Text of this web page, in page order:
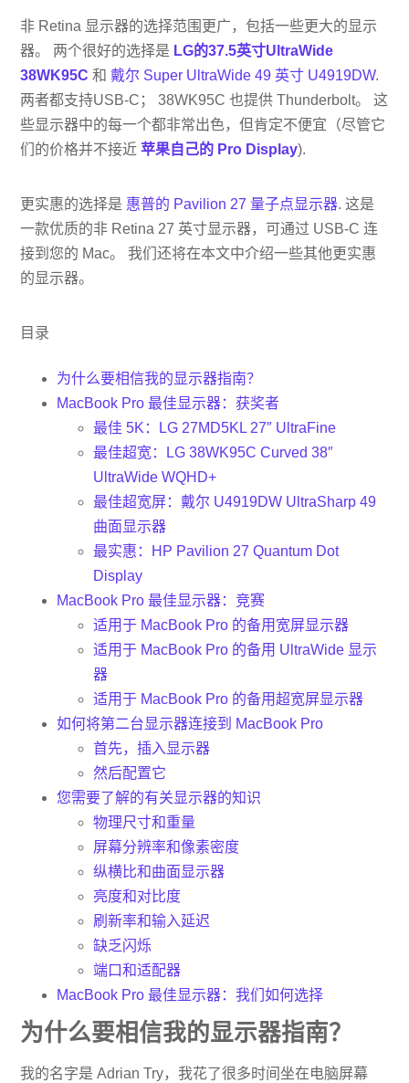
非 Retina 显示器的选择范围更广，包括一些更大的显示
器。 两个很好的选择是 LG的37.5英寸UltraWide
38WK95C 和戴尔 Super UltraWide 49 英寸 U4919DW.
两者都支持USB-C； 38WK95C 也提供 Thunderbolt。 这
些显示器中的每一个都非常出色，但肯定不便宜（尽管它
们的价格并不接近苹果自己的 Pro Display).
更实惠的选择是 惠普的 Pavilion 27 量子点显示器. 这是
一款优质的非 Retina 27 英寸显示器，可通过 USB-C 连
接到您的 Mac。 我们还将在本文中介绍一些其他更实惠
的显示器。
目录
为什么要相信我的显示器指南？
MacBook Pro 最佳显示器：获奖者
最佳 5K：LG 27MD5KL 27″ UltraFine
最佳超宽：LG 38WK95C Curved 38″
UltraWide WQHD+
最佳超宽屏：戴尔 U4919DW UltraSharp 49
曲面显示器
最实惠：HP Pavilion 27 Quantum Dot
Display
MacBook Pro 最佳显示器：竞赛
适用于 MacBook Pro 的备用宽屏显示器
适用于 MacBook Pro 的备用 UltraWide 显示
器
适用于 MacBook Pro 的备用超宽屏显示器
如何将第二台显示器连接到 MacBook Pro
首先，插入显示器
然后配置它
您需要了解的有关显示器的知识
物理尺寸和重量
屏幕分辨率和像素密度
纵横比和曲面显示器
亮度和对比度
刷新率和输入延迟
缺乏闪烁
端口和适配器
MacBook Pro 最佳显示器：我们如何选择
为什么要相信我的显示器指南？
我的名字是 Adrian Try，我花了很多时间坐在电脑屏幕